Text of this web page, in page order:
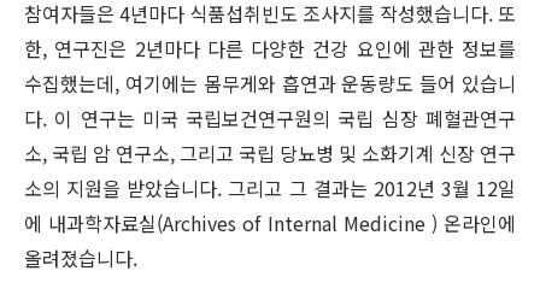
참여자들은 4년마다 식품섭취빈도 조사지를 작성했습니다. 또
한, 연구진은 2년마다 다른 다양한 건강 요인에 관한 정보를
수집했는데, 여기에는 몸무게와 흡연과 운동량도 들어 있습니
다. 이 연구는 미국 국립보건연구원의 국립 심장 폐혈관연구
소, 국립 암 연구소, 그리고 국립 당뇨병 및 소화기계 신장 연구
소의 지원을 받았습니다. 그리고 그 결과는 2012년 3월 12일
에 내과학자료실(Archives of Internal Medicine ) 온라인에
올려졌습니다.